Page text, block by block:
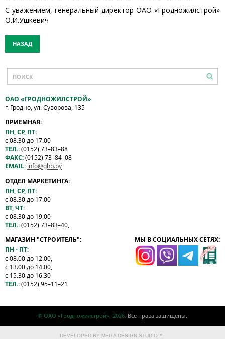
С уважением, генеральный директор ОАО «Гродножилстрой»
О.И.Ушкевич
НАЗАД
ОАО «ГРОДНОЖИЛСТРОЙ»
г. Гродно, ул. Суворова, 135
ПРИЕМНАЯ:
ПН, СР, ПТ:
с 08.30 до 17.00
ТЕЛ.:(0152) 73–83–88
ФАКС:(0152) 73–84–08
EMAIL: info@ghb.by
ОТДЕЛ МАРКЕТИНГА:
ПН, СР, ПТ:
с 08.30 до 17.00
ВТ, ЧТ:
с 08.30 до 19.00
ТЕЛ.:(0152) 73–83–40,
МАГАЗИН "СТРОИТЕЛЬ":
ПН - ПТ:
с 08.00 до 12.00,
с 13.00 до 14.00,
с 15.30 до 16.30
ТЕЛ.:(0152) 95–11–21
МЫ В СОЦИАЛЬНЫХ СЕТЯХ:
© ОАО «Гродножилстрой», 2026. Все права защищены.
DEVELOPED BY MEGA DESIGN-STUDIO™